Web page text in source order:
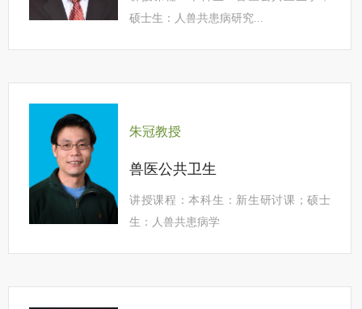
硕士生：人兽共患病研究...
朱冠教授
兽医公共卫生
讲授课程：本科生：新生研讨课；硕士
生：人兽共患病学